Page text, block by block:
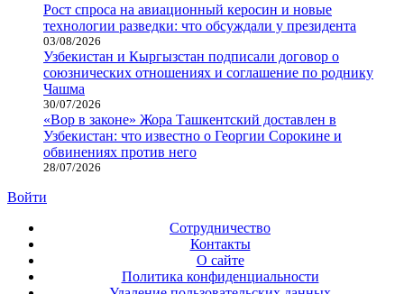
Рост спроса на авиационный керосин и новые
технологии разведки: что обсуждали у президента
03/08/2026
Узбекистан и Кыргызстан подписали договор о
союзнических отношениях и соглашение по роднику
Чашма
30/07/2026
«Вор в законе» Жора Ташкентский доставлен в
Узбекистан: что известно о Георгии Сорокине и
обвинениях против него
28/07/2026
Войти
Сотрудничество
Контакты
О сайте
Политика конфиденциальности